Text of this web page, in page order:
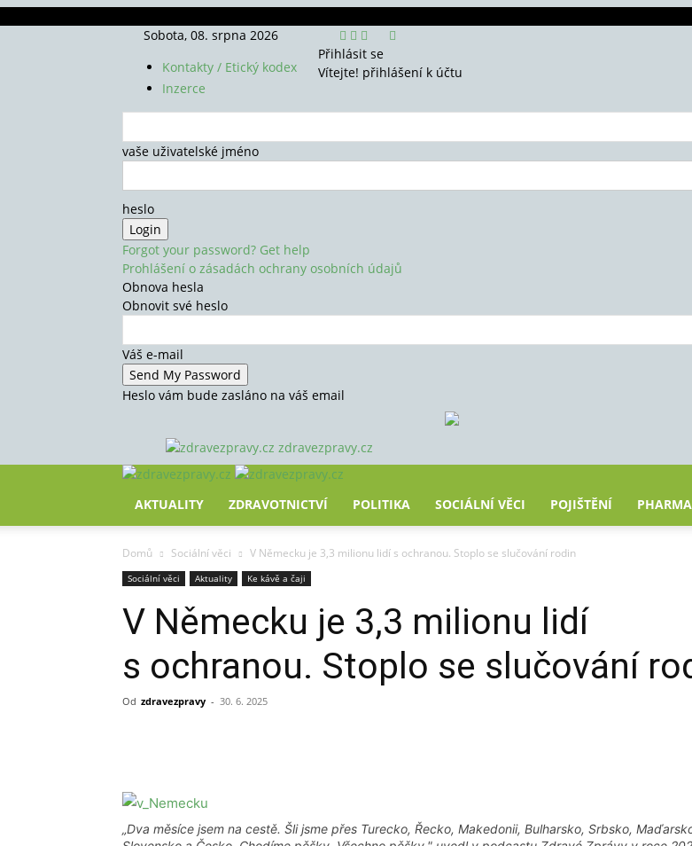
Sobota, 08. srpna 2026
Kontakty / Etický kodex
Inzerce
Přihlásit se
Vítejte! přihlášení k účtu
vaše uživatelské jméno
heslo
Forgot your password? Get help
Prohlášení o zásadách ochrany osobních údajů
Obnova hesla
Obnovit své heslo
Váš e-mail
Heslo vám bude zasláno na váš email
zdravezpravy.cz
AKTUALITY ZDRAVOTNICTVÍ POLITIKA SOCIÁLNÍ VĚCI POJIŠTĚNÍ PHARMA
Domů Sociální věci V Německu je 3,3 milionu lidí s ochranou. Stoplo se slučování rodin
Sociální věci Aktuality Ke kávě a čaji
V Německu je 3,3 milionu lidí
s ochranou. Stoplo se slučování
Od zdravezpravy - 30. 6. 2025
„Dva měsíce jsem na cestě. Šli jsme přes Turecko, Řecko, Makedonii, Bulharsko, Srbsko,